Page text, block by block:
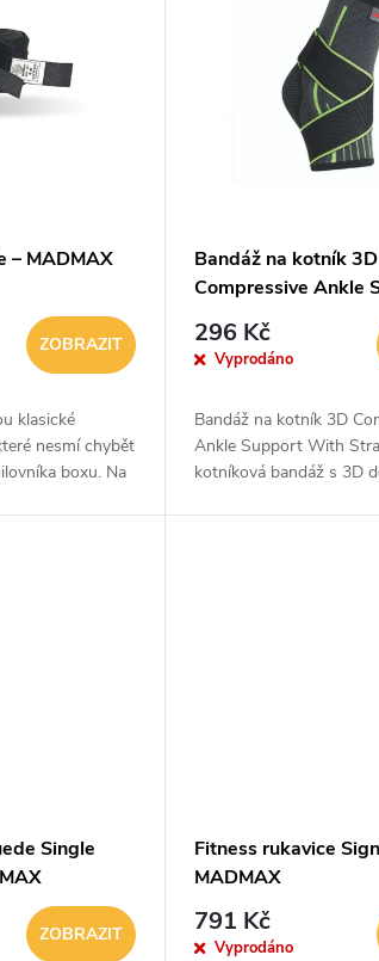
– MADMAX
ZOBRAZIT
klasické
nesmí chybět
boxu. Na
Bandáž na kotník 3D
Compressive Ankle
With Strap -
296 Kč
Vyprodáno
Bandáž na kotník 3D
Ankle Support With
kotníková bandáž s 3D
Single
ZOBRAZIT
Fitness rukavice
MADMAX
791 Kč
Vyprodáno